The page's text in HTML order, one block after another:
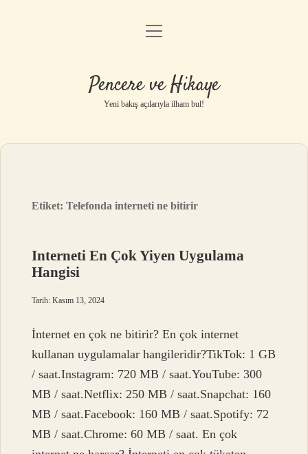
Anasayfa
Yasal Uyarı
menüyü
Pencere ve Hikaye
Yeni bakış açılarıyla ilham bul!
Etiket:Telefonda interneti ne bitirir
Interneti En Çok Yiyen Uygulama
Hangisi
Tarih: Kasım 13, 2024
İnternet en çok ne bitirir? En çok internet
kullanan uygulamalar hangileridir?TikTok: 1 GB
/ saat.Instagram: 720 MB / saat.YouTube: 300
MB / saat.Netflix: 250 MB / saat.Snapchat: 160
MB / saat.Facebook: 160 MB / saat.Spotify: 72
MB / saat.Chrome: 60 MB / saat. En çok